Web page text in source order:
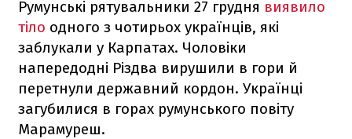
Румунські рятувальники 27 грудня виявило
тіло одного з чотирьох українців, які
заблукали у Карпатах. Чоловіки
напередодні Різдва вирушили в гори й
перетнули державний кордон. Українці
загубилися в горах румунського повіту
Марамуреш.